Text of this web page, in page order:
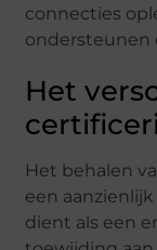
connecties
ondersteunen
Het
Het behalen
een
dient als een